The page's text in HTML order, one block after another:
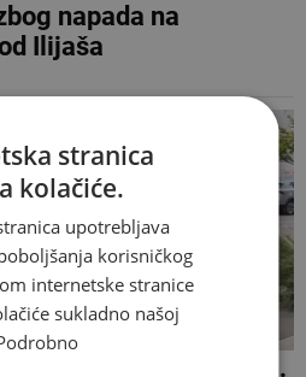
napada na
Ilijaša
stranica
kolačiće.
upotrebljava
korisničkog
internetske stranice
sukladno našoj